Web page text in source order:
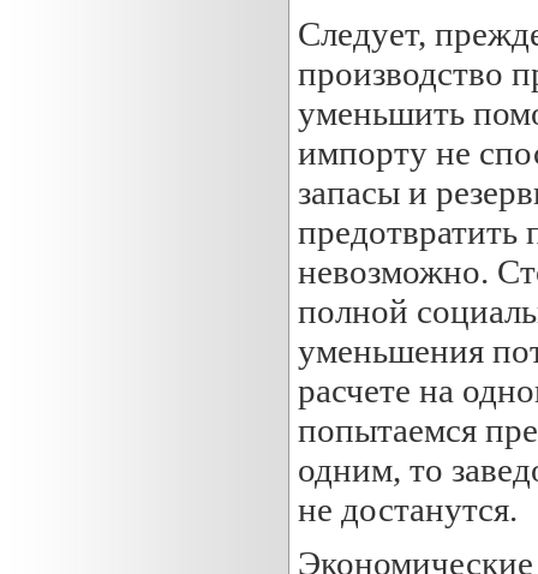
Следует,
производство
уменьшить
импорту не
запасы и
невозможно.
полной
уменьшения
расчете на
попытаемся
одним, то
не достанутся.